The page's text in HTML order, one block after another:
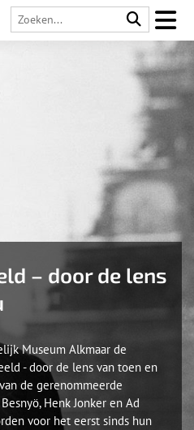
– door de lens
Museum Alkmaar de
- door de lens van toen en
de gerenommeerde
Henk Jonker en Ad
voor het eerst sinds hun